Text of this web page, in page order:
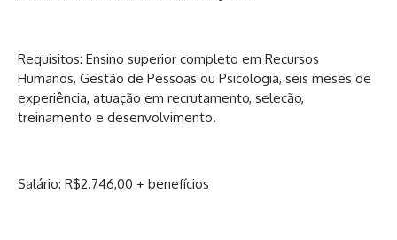
Requisitos: Ensino superior completo em Recursos
Humanos, Gestão de Pessoas ou Psicologia, seis meses de
experiência, atuação em recrutamento, seleção,
treinamento e desenvolvimento.
Salário: R$2.746,00 + benefícios